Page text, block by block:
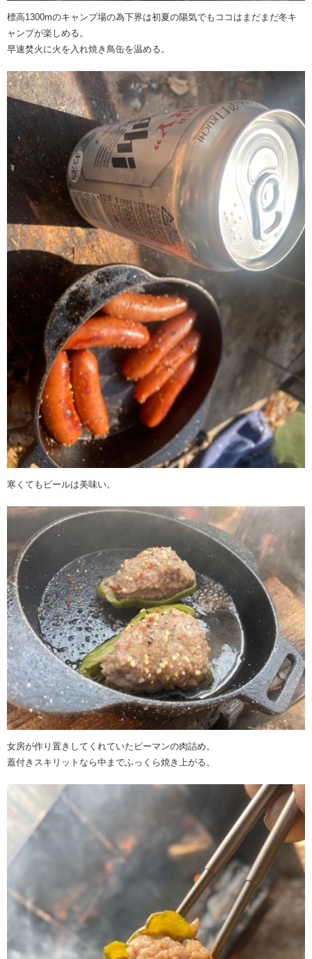
標高1300mのキャンプ場の為下界は初夏の陽気でもココはまだまだ冬キ
ャンプが楽しめる。
早速焚火に火を入れ焼き鳥缶を温める。
寒くてもビールは美味い。
女房が作り置きしてくれていたピーマンの肉詰め。
蓋付きスキリットなら中までふっくら焼き上がる。